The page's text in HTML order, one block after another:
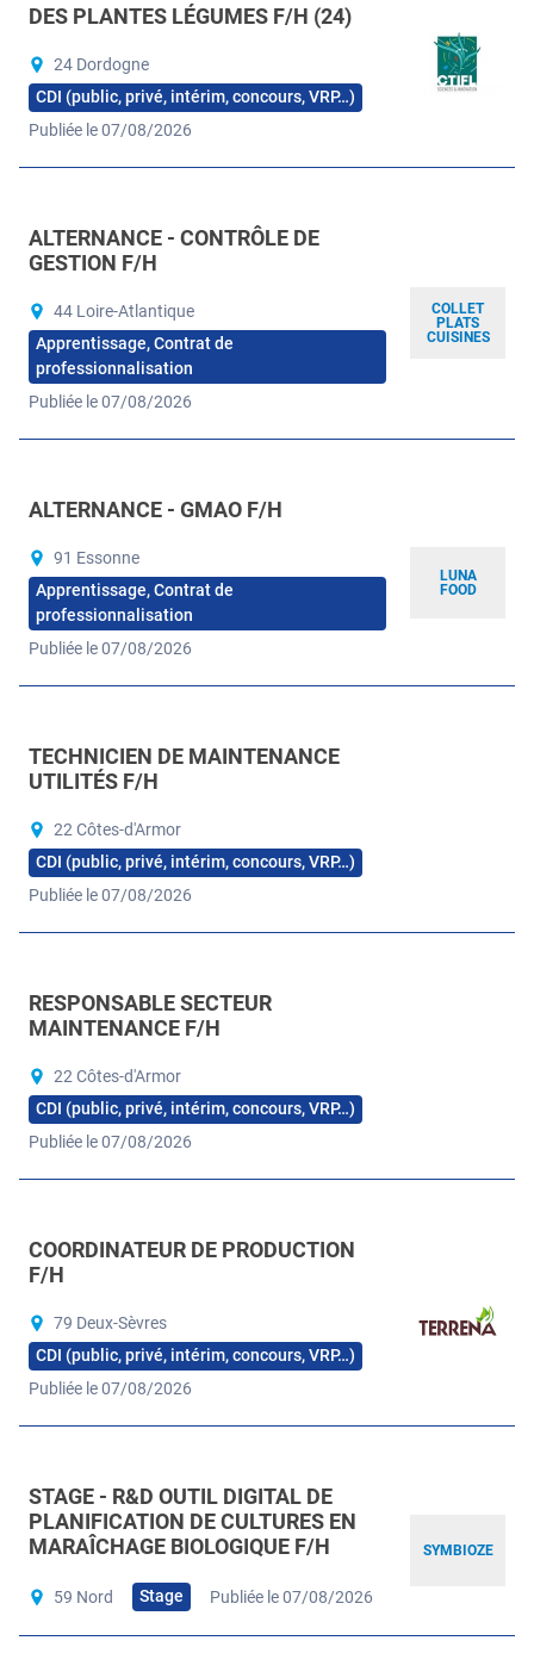
DES PLANTES LÉGUMES F/H (24)
24 Dordogne
CDI (public, privé, intérim, concours, VRP…)
Publiée le 07/08/2026
COLLET
PLATS
CUISINES
ALTERNANCE - CONTRÔLE DE
GESTION F/H
44 Loire-Atlantique
Apprentissage, Contrat de
professionnalisation
Publiée le 07/08/2026
LUNA
FOOD
ALTERNANCE - GMAO F/H
91 Essonne
Apprentissage, Contrat de
professionnalisation
Publiée le 07/08/2026
TECHNICIEN DE MAINTENANCE
UTILITÉS F/H
22 Côtes-d'Armor
CDI (public, privé, intérim, concours, VRP…)
Publiée le 07/08/2026
RESPONSABLE SECTEUR
MAINTENANCE F/H
22 Côtes-d'Armor
CDI (public, privé, intérim, concours, VRP…)
Publiée le 07/08/2026
COORDINATEUR DE PRODUCTION
F/H
79 Deux-Sèvres
CDI (public, privé, intérim, concours, VRP…)
Publiée le 07/08/2026
SYMBIOZE
STAGE - R&D OUTIL DIGITAL DE
PLANIFICATION DE CULTURES EN
MARAÎCHAGE BIOLOGIQUE F/H
59 Nord Stage Publiée le 07/08/2026